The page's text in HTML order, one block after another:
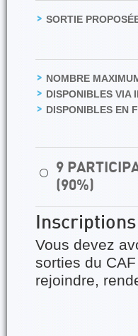
SORTIE
NOMBRE
DISPONIBLES VIA
DISPONIBLES EN
⚪
9
(90%)
Inscriptions
Vous devez
sorties du
rejoindre,